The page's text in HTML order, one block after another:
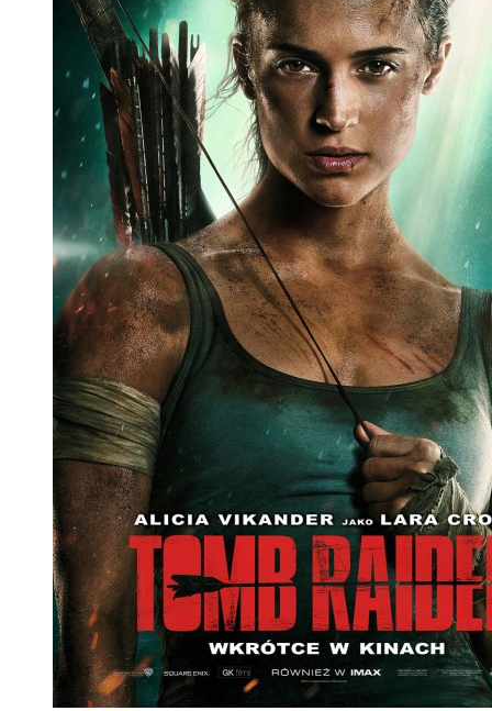
Skyline
Fantastycznie przedstawiona krótka historia grupy ludzi po
planetę Ziemię. Bardzo dobrze ujęte akcje poszczególnych
Bez przesadnych efektów, wszystko w dobrym tonie. Film godny
Robin Hood
Kolejna wersja historii o słynnym Królu Złodziei. Tym razem w
aktor znany z takich filmów jak Gladiator i Dowód życia. Jego
Blanchett. Robin Hood i jego banda walczą z korupcją i stawiają